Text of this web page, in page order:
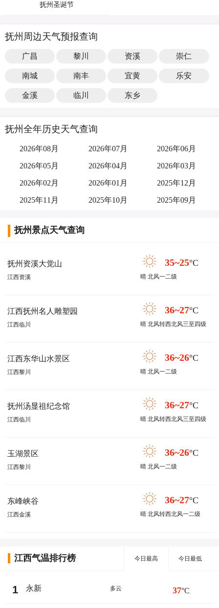
抚州圣诞节
抚州周边天气预报查询
广昌 黎川 资溪 崇仁
南城 南丰 宜黄 乐安
金溪 临川 东乡
抚州全年历史天气查询
2026年08月 2026年07月 2026年06月
2026年05月 2026年04月 2026年03月
2026年02月 2026年01月 2025年12月
2025年11月 2025年10月 2025年09月
抚州景点天气查询
抚州资溪大觉山
江西资溪
35~25°C
晴 北风一二级
江西抚州名人雕塑园
江西临川
36~27°C
晴 北风转西北风三至四级
江西东华山水景区
江西黎川
36~26°C
晴 北风一二级
抚州汤显祖纪念馆
江西临川
36~27°C
晴 北风转西北风三至四级
玉湖景区
江西黎川
36~26°C
晴 北风一二级
东峰峡谷
江西金溪
36~27°C
晴 北风转西北风一二级
江西气温排行榜 今日最高 今日最低
1 永新 多云 37°C